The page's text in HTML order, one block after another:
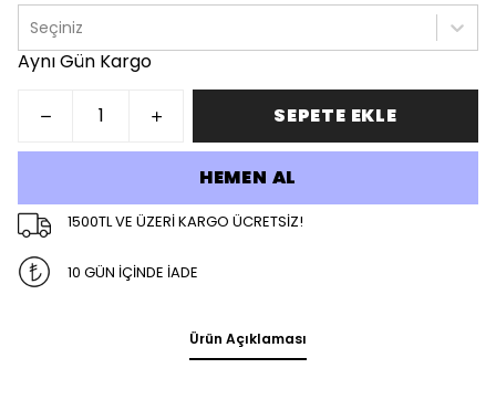
Seçiniz
Aynı Gün Kargo
SEPETE EKLE
HEMEN AL
1500TL VE ÜZERİ KARGO ÜCRETSİZ!
10 GÜN İÇİNDE İADE
Ürün Açıklaması